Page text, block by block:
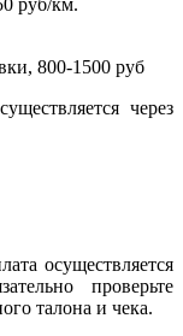
руб/км.
800-1500 руб
через
осуществляется
проверьте
талона и чека.